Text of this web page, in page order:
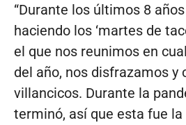
“Durante los últimos 8
haciendo los ‘martes de
el que nos reunimos en
del año, nos disfrazamos y
villancicos. Durante la
terminó, así que esta fue